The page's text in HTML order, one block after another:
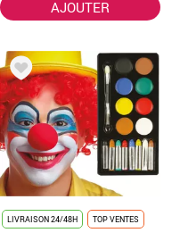
AJOUTER
LIVRAISON 24/48H TOP VENTES